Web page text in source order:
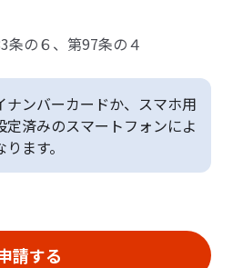
条の６、第97条の４
ナンバーカードか、スマホ用
済みのスマートフォンによ
ます。